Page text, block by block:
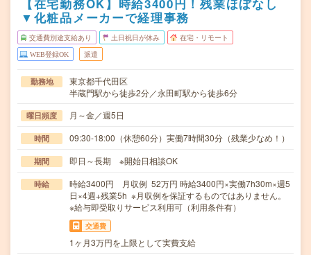
【在宅勤務OK】時給3400円！残業ほぼなし
▼化粧品メーカーで経理事務
交通費別途支給あり 土日祝日が休み 在宅・リモート
WEB登録OK 派遣
勤務地
東京都千代田区
半蔵門駅から徒歩2分／永田町駅から徒歩6分
曜日頻度 月～金／週5日
時間 09:30-18:00（休憩60分）実働7時間30分（残業少なめ！）
期間 即日～長期 ※開始日相談OK
時給
時給3400円 月収例 52万円 時給3400円×実働7h30m×週5
日×4週+残業5h ※月収例を保証するものではありません。
※給与即受取りサービス利用可（利用条件有）
交通費
1ヶ月3万円を上限として実費支給